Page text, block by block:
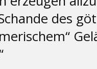
des